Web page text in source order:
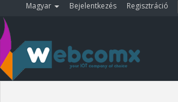
Magyar Bejelentkezés Regisztráció